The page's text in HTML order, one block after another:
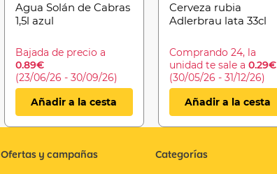
Agua Solán de Cabras
1,5l azul
Bajada de precio a
0.89€
(23/06/26 - 30/09/26)
Añadir a la cesta
Cerveza rubia
Adlerbrau lata 33cl
Comprando 24, la
unidad te sale a 0.29€
(30/05/26 - 31/12/26)
Añadir a la cesta
Ofertas y campañas Categorías